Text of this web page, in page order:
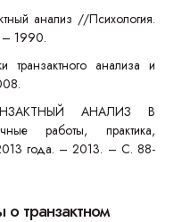
анализ //Психология.
– 1990.
транзактного анализа и
АНАЛИЗ В
работы, практика,
года. – 2013. – С. 88-
транзактном